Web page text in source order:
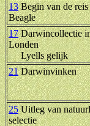
13Begin van de reis
Beagle
17Darwincollectie
Londen
Lyells gelijk
21Darwinvinken
25Uitleg van
selectie